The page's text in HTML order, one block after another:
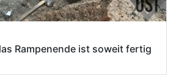
Rampenende ist soweit fertig